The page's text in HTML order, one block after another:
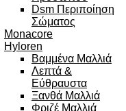
Dsm Περιποίηση
Σώματος
Monacore
Hyloren
Βαμμένα Μαλλιά
Λεπτά &
Εύθραυστα
Ξανθά Μαλλιά
Φριζέ Μαλλιά